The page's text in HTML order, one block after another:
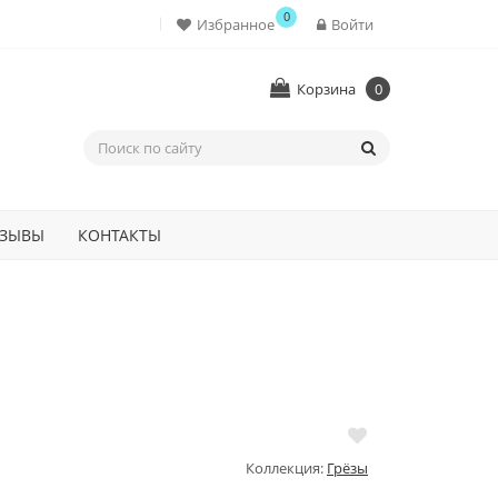
Войти
Избранное 0
Корзина 0
КОНТАКТЫ
Коллекция: Грёзы